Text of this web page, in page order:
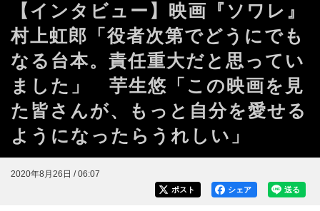
【インタビュー】映画『ソワレ』
村上虹郎「役者次第でどうにでも
なる台本。責任重大だと思ってい
ました」 芋生悠「この映画を見
た皆さんが、もっと自分を愛せる
ようになったらうれしい」
2020年8月26日 / 06:07
送る
シェア
ポスト